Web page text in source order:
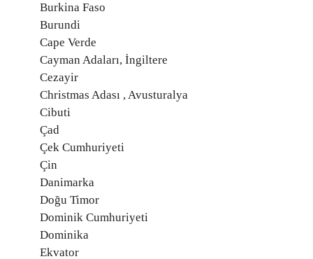
Burkina Faso
Burundi
Cape Verde
Cayman Adaları, İngiltere
Cezayir
Christmas Adası , Avusturalya
Cibuti
Çad
Çek Cumhuriyeti
Çin
Danimarka
Doğu Timor
Dominik Cumhuriyeti
Dominika
Ekvator